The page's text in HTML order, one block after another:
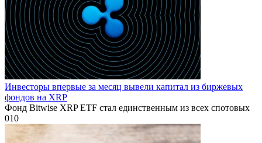
Инвесторы впервые за месяц вывели капитал из биржевых
фондов на XRP
Фонд Bitwise XRP ETF стал единственным из всех спотовых
010